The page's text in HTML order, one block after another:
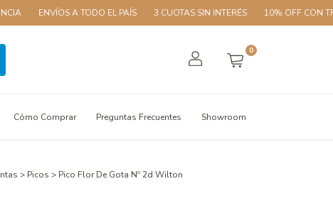
ENVÍOS A TODO EL PAÍS 3 CUOTAS SIN INTERÉS 10% OFF CON
0
Cómo Comprar Preguntas Frecuentes Showroom
> Picos > Pico Flor De Gota Nº 2d Wilton